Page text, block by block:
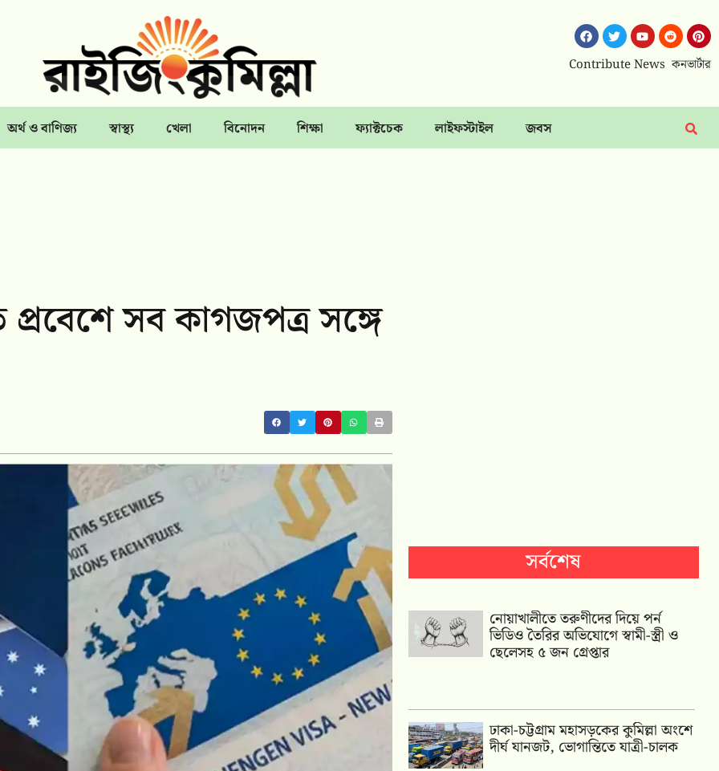
Contribute News কনভার্টার
অর্থ ও বাণিজ্য স্বাস্থ্য খেলা বিনোদন শিক্ষা ফ্যাক্টচেক লাইফস্টাইল জবস
সব কাগজপত্র সঙ্গে
সর্বশেষ
নোয়াখালীতে তরুণীদের দিয়ে পর্ন
ভিডিও তৈরির অভিযোগে স্বামী-স্ত্রী ও
ছেলেসহ ৫ জন গ্রেপ্তার
ঢাকা-চট্টগ্রাম মহাসড়কের কুমিল্লা অংশে
দীর্ঘ যানজট, ভোগান্তিতে যাত্রী-চালক